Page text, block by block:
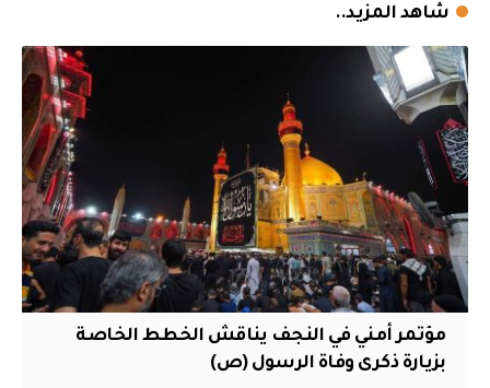
شاهد المزيد..
مؤتمر أمني في النجف يناقش الخطط الخاصة
بزيارة ذكرى وفاة الرسول (ص)